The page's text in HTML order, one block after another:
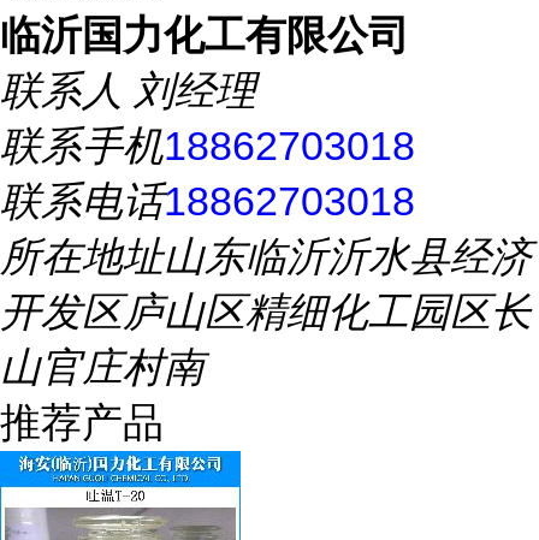
临沂国力化工有限公司
联系人 刘经理
联系手机18862703018
联系电话18862703018
所在地址山东临沂沂水县经济
开发区庐山区精细化工园区长
山官庄村南
推荐产品